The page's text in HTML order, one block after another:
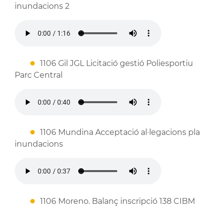
inundacions 2
1106 Gil JGL Licitació gestió Poliesportiu
Parc Central
1106 Mundina Acceptació al·legacions pla
inundacions
1106 Moreno. Balanç inscripció 138 CIBM